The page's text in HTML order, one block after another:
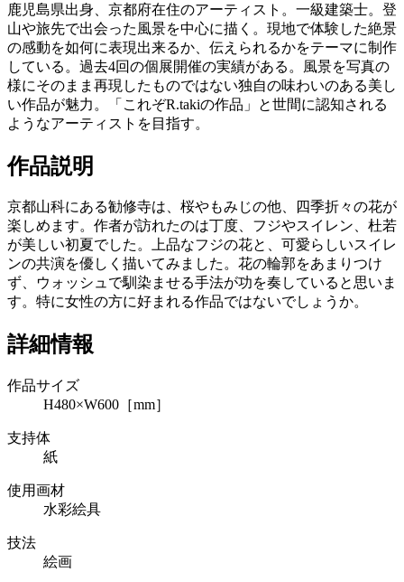
鹿児島県出身、京都府在住のアーティスト。一級建築士。登
山や旅先で出会った風景を中心に描く。現地で体験した絶景
の感動を如何に表現出来るか、伝えられるかをテーマに制作
している。過去4回の個展開催の実績がある。風景を写真の
様にそのまま再現したものではない独自の味わいのある美し
い作品が魅力。「これぞR.takiの作品」と世間に認知される
ようなアーティストを目指す。
作品説明
京都山科にある勧修寺は、桜やもみじの他、四季折々の花が
楽しめます。作者が訪れたのは丁度、フジやスイレン、杜若
が美しい初夏でした。上品なフジの花と、可愛らしいスイレ
ンの共演を優しく描いてみました。花の輪郭をあまりつけ
ず、ウォッシュで馴染ませる手法が功を奏していると思いま
す。特に女性の方に好まれる作品ではないでしょうか。
詳細情報
作品サイズ
H480×W600［mm］
支持体
紙
使用画材
水彩絵具
技法
絵画